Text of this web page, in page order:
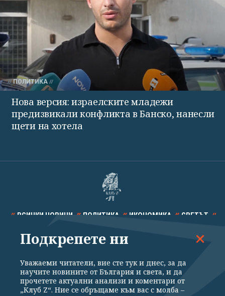
ПОЛИТИКА
Нова версия: израелските младежи
предизвикали конфликта в Банско, нанесли
щети на хотела
ВСИЧКИ НОВИНИ ПОЛИТИКА ИКОНОМИКА СВЕТЪТ
СПОРТ КУЛТУРА ТЕХНОЛОГИИ КАЛЕЙДОСКОП
Подкрепете ни
Уважаеми читатели, вие сте тук и днес, за да
научите новините от България и света, и да
прочетете актуални анализи и коментари от
„Клуб Z“. Ние се обръщаме към вас с молба –